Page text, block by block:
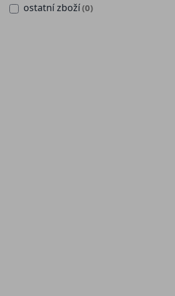
ostatní zboží(0)